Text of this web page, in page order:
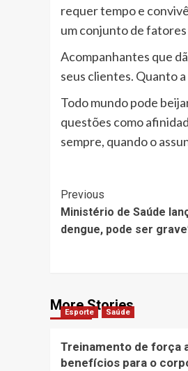
requer tempo e
um conjunto de
Acompanhantes que
seus clientes. Quanto
Todo mundo pode
questões como
sempre, quando o
Post
Navigation
Previous
Ministério de Saúde
dengue, pode ser
More Stories
Esporte Saúde
Treinamento de força
benefícios para o